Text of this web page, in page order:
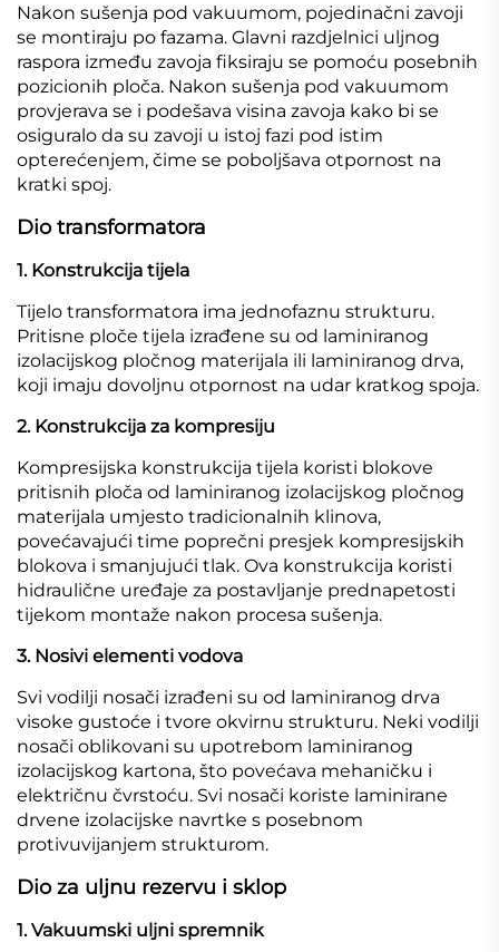
Nakon sušenja pod vakuumom, pojedinačni zavoji
se montiraju po fazama. Glavni razdjelnici uljnog
raspora između zavoja fiksiraju se pomoću posebnih
pozicionih ploča. Nakon sušenja pod vakuumom
provjerava se i podešava visina zavoja kako bi se
osiguralo da su zavoji u istoj fazi pod istim
opterećenjem, čime se poboljšava otpornost na
kratki spoj.
Dio transformatora
1. Konstrukcija tijela
Tijelo transformatora ima jednofaznu strukturu.
Pritisne ploče tijela izrađene su od laminiranog
izolacijskog pločnog materijala ili laminiranog drva,
koji imaju dovoljnu otpornost na udar kratkog spoja.
2. Konstrukcija za kompresiju
Kompresijska konstrukcija tijela koristi blokove
pritisnih ploča od laminiranog izolacijskog pločnog
materijala umjesto tradicionalnih klinova,
povećavajući time poprečni presjek kompresijskih
blokova i smanjujući tlak. Ova konstrukcija koristi
hidraulične uređaje za postavljanje prednapetosti
tijekom montaže nakon procesa sušenja.
3. Nosivi elementi vodova
Svi vodilji nosači izrađeni su od laminiranog drva
visoke gustoće i tvore okvirnu strukturu. Neki vodilji
nosači oblikovani su upotrebom laminiranog
izolacijskog kartona, što povećava mehaničku i
električnu čvrstoću. Svi nosači koriste laminirane
drvene izolacijske navrtke s posebnom
protivuvijanjem strukturom.
Dio za uljnu rezervu i sklop
1. Vakuumski uljni spremnik